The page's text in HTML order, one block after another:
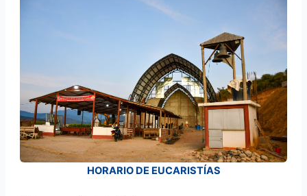
HORARIO DE EUCARISTÍAS